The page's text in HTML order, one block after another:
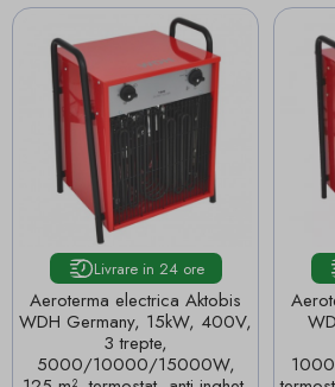
Livrare in 24 ore
Aeroterma electrica Aktobis
WDH Germany, 15kW, 400V,
3 trepte,
5000/10000/15000W,